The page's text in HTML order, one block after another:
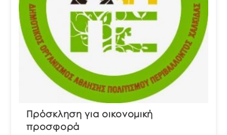
Πρόσκληση για οικονομική
προσφορά